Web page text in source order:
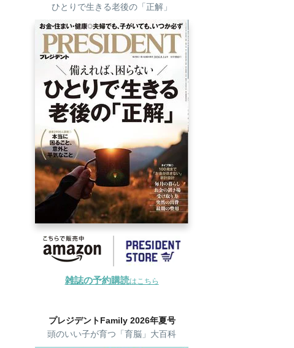
ひとりで生きる老後の「正解」
雑誌の予約購読はこちら
プレジデントFamily 2026年夏号
頭のいい子が育つ「育脳」大百科